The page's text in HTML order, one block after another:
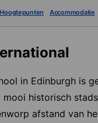
Hoogtepunten Accommodatie
in Edinburgh is
mooi historisch
afstand van